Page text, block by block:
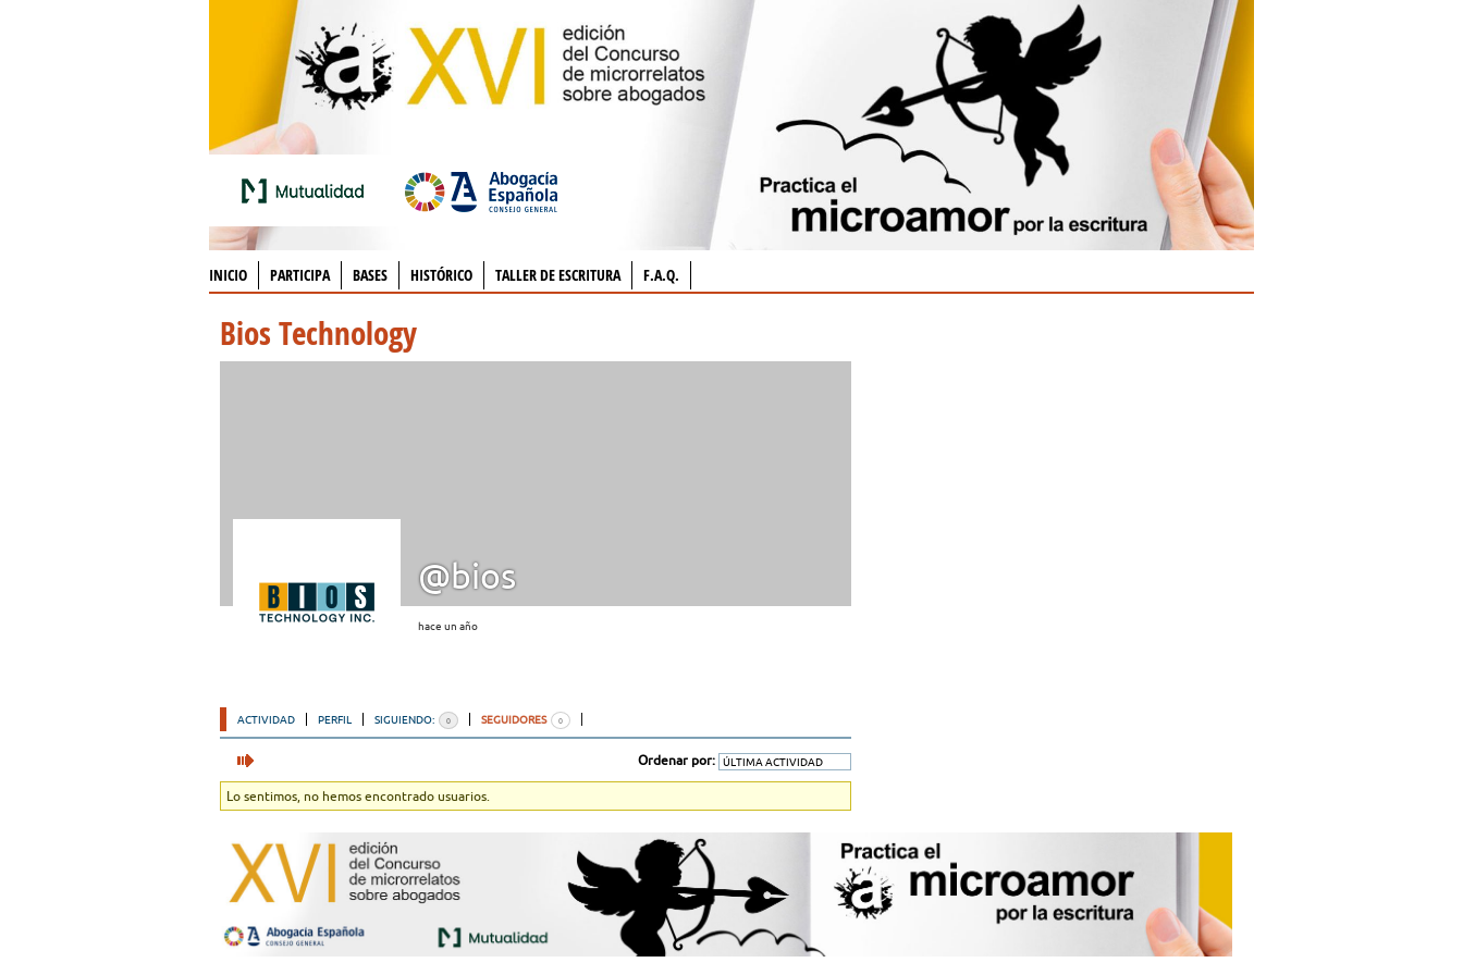
INICIO PARTICIPA BASES HISTÓRICO TALLER DE ESCRITURA F.A.Q.
Bios Technology
@bios
hace un año
ACTIVIDAD PERFIL SIGUIENDO: 0 SEGUIDORES 0
Ordenar por:
Lo sentimos, no hemos encontrado usuarios.